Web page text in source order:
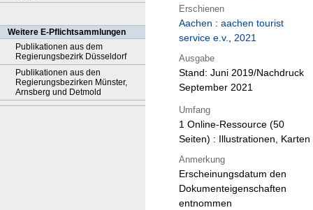
Weitere E-Pflichtsammlungen
Publikationen aus dem
Regierungsbezirk Düsseldorf
Publikationen aus den
Regierungsbezirken Münster,
Arnsberg und Detmold
Erschienen
Aachen : aachen tourist
service e.v., 2021
Ausgabe
Stand: Juni 2019/Nachdruck
September 2021
Umfang
1 Online-Ressource (50
Seiten) : Illustrationen, Karten
Anmerkung
Erscheinungsdatum den
Dokumenteigenschaften
entnommen